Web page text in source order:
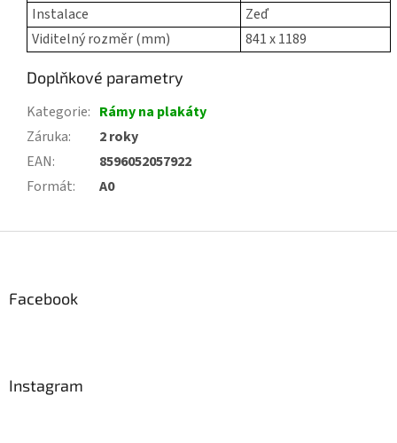
Instalace
Zeď
Viditelný rozměr (mm)
841 x 1189
Doplňkové parametry
Kategorie: Rámy na plakáty
Záruka:
2 roky
EAN:
8596052057922
Formát: A0
Facebook
Instagram